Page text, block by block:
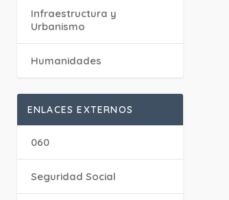
Infraestructura y
Urbanismo
Humanidades
ENLACES EXTERNOS
060
Seguridad Social